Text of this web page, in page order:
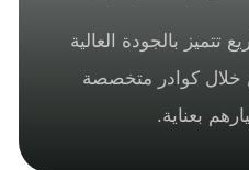
بالجودة العالية
كوادر متخصصة
بعناية.